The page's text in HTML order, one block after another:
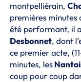
montpelliérain,
premières
été performant, il
Desbonnet, dont
ce premier acte,
minutes, les
coup pour coup